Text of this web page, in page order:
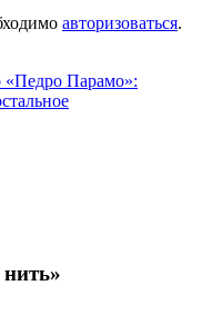
авторизоваться.
Парамо»: